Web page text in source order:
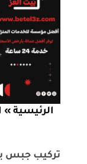
الرئيسية »
تركيب جبس